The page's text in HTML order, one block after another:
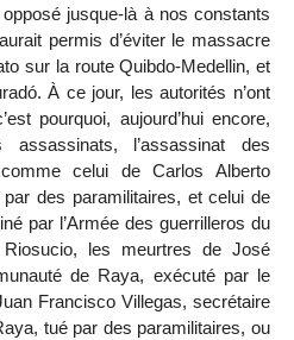
opposé jusque-là à nos constants
permis d’éviter le massacre
sur la route Quibdo-Medellin, et
À ce jour, les autorités n’ont
pourquoi, aujourd’hui encore,
assassinats, l’assassinat des
celui de Carlos Alberto
des paramilitaires, et celui de
par l’Armée des guerrilleros du
les meurtres de José
de Raya, exécuté par le
Francisco Villegas, secrétaire
tué par des paramilitaires, ou